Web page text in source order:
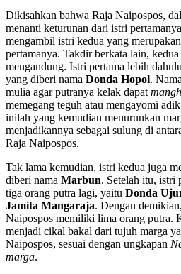
Dikisahkan bahwa Raja Naipospos,
menanti keturunan dari istri
mengambil istri kedua yang
pertamanya. Takdir berkata lain,
mengandung. Istri pertama lebih
yang diberi nama Donda Hopol.
mulia agar putranya kelak dapat
memegang teguh atau mengayomi
inilah yang kemudian menurunkan
menjadikannya sebagai sulung di
Raja Naipospos.
Tak lama kemudian, istri kedua juga
diberi nama Marbun. Setelah itu, istri
tiga orang putra lagi, yaitu Donda
Jamita Mangaraja. Dengan
Naipospos memiliki lima orang putra.
menjadi cikal bakal dari tujuh marga
Naipospos, sesuai dengan ungkapan
marga.